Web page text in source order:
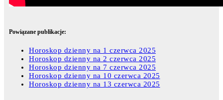
Powiązane publikacje:
Horoskop dzienny na 1 czerwca 2025
Horoskop dzienny na 2 czerwca 2025
Horoskop dzienny na 7 czerwca 2025
Horoskop dzienny na 10 czerwca 2025
Horoskop dzienny na 13 czerwca 2025